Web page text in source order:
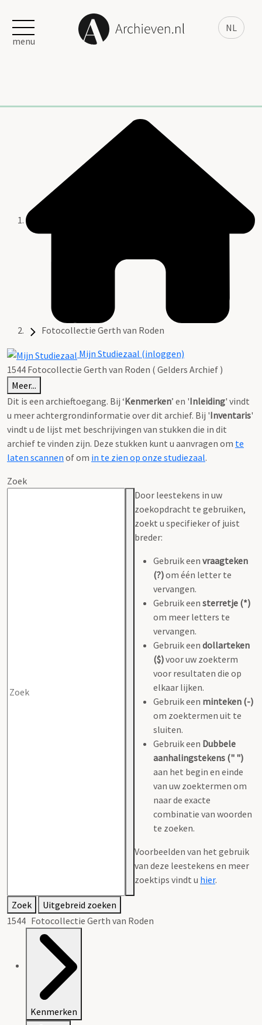
NL
menu
Fotocollectie Gerth van Roden
Mijn Studiezaal (inloggen)
1544 Fotocollectie Gerth van Roden ( Gelders Archief )
Meer...
Dit is een archieftoegang. Bij ‘Kenmerken’ en 'Inleiding' vindt
u meer achtergrondinformatie over dit archief. Bij 'Inventaris'
vindt u de lijst met beschrijvingen van stukken die in dit
archief te vinden zijn. Deze stukken kunt u aanvragen om te
laten scannen of om in te zien op onze studiezaal.
Zoek
Door leestekens in uw
zoekopdracht te gebruiken,
zoekt u specifieker of juist
breder:
Gebruik een vraagteken
(?)om één letter te
vervangen.
Gebruik een sterretje (*)
om meer letters te
vervangen.
Gebruik een dollarteken
($)voor uw zoekterm
voor resultaten die op
elkaar lijken.
Gebruik een minteken (-)
om zoektermen uit te
sluiten.
Gebruik een Dubbele
aanhalingstekens (" ")
aan het begin en einde
van uw zoektermen om
naar de exacte
combinatie van woorden
te zoeken.
Voorbeelden van het gebruik
van deze leestekens en meer
zoektips vindt u hier.
Zoek
Uitgebreid zoeken
1544 Fotocollectie Gerth van Roden
Kenmerken